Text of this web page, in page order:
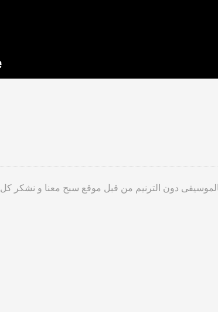
دون الترنيم من قبل موقع سبح معنا و نشكر كل